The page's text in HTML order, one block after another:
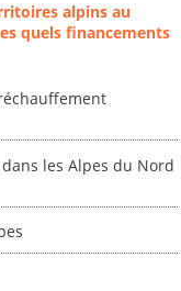
alpins au
quels financements
les Alpes du Nord